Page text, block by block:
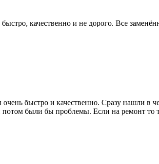
качественно и не дорого. Все
быстро и качественно. Сразу нашли в
потом были бы проблемы. Если на ремонт то